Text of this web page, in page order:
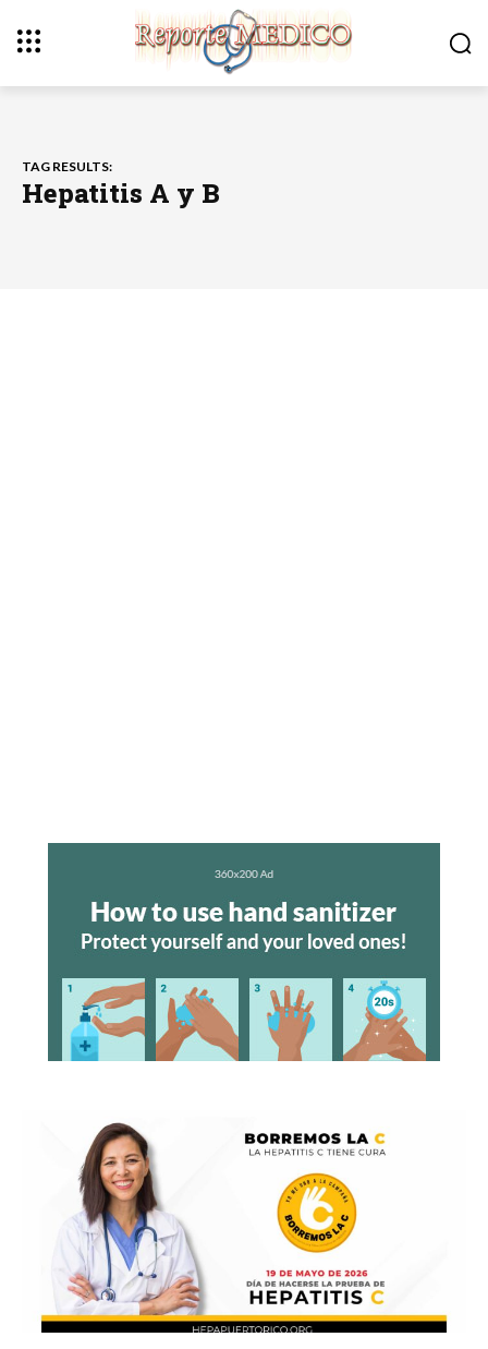
TAG RESULTS:
Hepatitis A y B